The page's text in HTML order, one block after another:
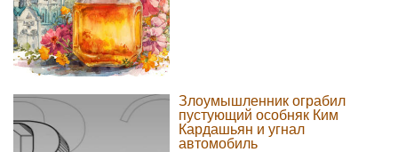
Злоумышленник ограбил
пустующий особняк Ким
Кардашьян и угнал
автомобиль